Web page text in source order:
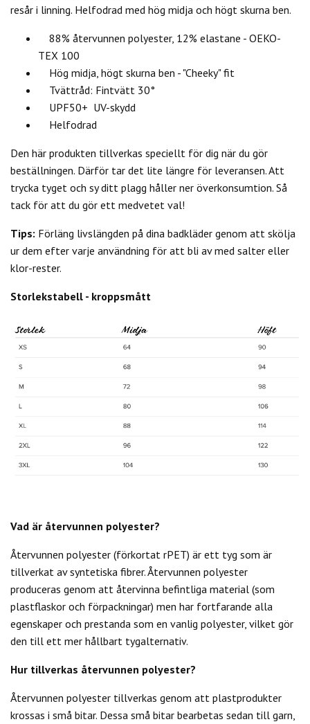
resår i linning. Helfodrad med hög midja och högt skurna ben.
88% återvunnen polyester, 12% elastane - OEKO-
TEX 100
Hög midja, högt skurna ben - "Cheeky" fit
Tvättråd: Fintvätt 30°
UPF50+ UV-skydd
Helfodrad
Den här produkten tillverkas speciellt för dig när du gör
beställningen. Därför tar det lite längre för leveransen. Att
trycka tyget och sy ditt plagg håller ner överkonsumtion. Så
tack för att du gör ett medvetet val!
Tips: Förläng livslängden på dina badkläder genom att skölja
ur dem efter varje användning för att bli av med salter eller
klor-rester.
Storlekstabell - kroppsmått
Vad är återvunnen polyester?
Återvunnen polyester (förkortat rPET) är ett tyg som är
tillverkat av syntetiska fibrer. Återvunnen polyester
produceras genom att återvinna befintliga material (som
plastflaskor och förpackningar) men har fortfarande alla
egenskaper och prestanda som en vanlig polyester, vilket gör
den till ett mer hållbart tygalternativ.
Hur tillverkas återvunnen polyester?
Återvunnen polyester tillverkas genom att plastprodukter
krossas i små bitar. Dessa små bitar bearbetas sedan till garn,